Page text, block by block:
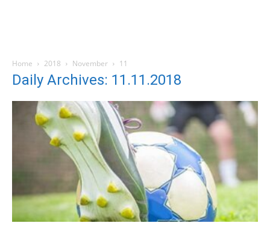
Home 2018 November 11
Daily Archives: 11.11.2018